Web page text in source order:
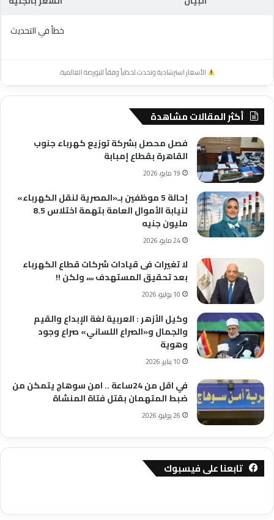
خطأ في التحديث
الأسعار استرشادية وتحدث لحظياً وفقاً للبورصة العالمية.
أكثر المقالات مشاهدة
فصل محصل بشركة توزيع كهرباء جنوب
القاهرة بقطاع إمبابة
19 مايو، 2026
إحالة 5 موظفين بـ«المصرية لنقل الكهرباء»
لنيابة الأموال العامة بتهمة اختلاس 8.5
مليون جنيه
24 مايو، 2026
لا تغيرات فى قيادات شركات قطاع الكهرباء
بعد تحقيق المستهدف ،،،، ولكن !!
10 يوليو، 2026
وكيل الأزهر : العربية لغة الإبداع والقيم
والجمال و«الصراع اللساني» صراع وجود
وهوية
10 يناير، 2026
في اقل من 24ساعة .. امن سوهاج يتمكن من
ضبط المتهمان بقتل فتاة المنشاة
26 يوليو، 2026
تابعنا على فيسبوك